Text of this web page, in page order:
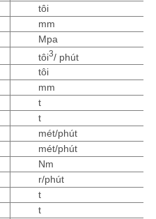
tôi
mm
Mpa
tôi3/ phút
tôi
mm
t
t
mét/phút
mét/phút
Nm
r/phút
t
t